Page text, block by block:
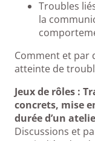
Troubles
la
Comment et par
atteinte de
Jeux de rôles :
concrets, mise
durée d’un
Discussions et